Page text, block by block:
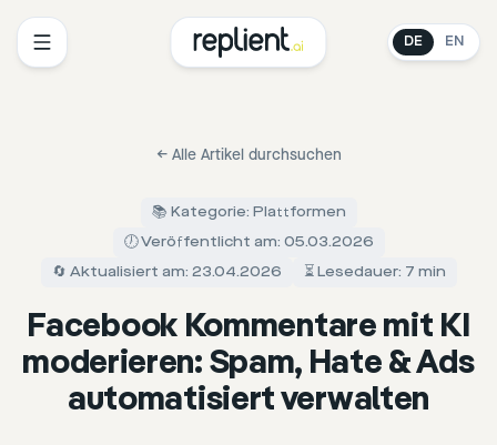
DE EN
← Alle Artikel durchsuchen
📚 Kategorie: Plattformen
🕖 Veröffentlicht am: 05.03.2026
🔄 Aktualisiert am: 23.04.2026
⏳ Lesedauer: 7 min
Facebook Kommentare mit KI
moderieren: Spam, Hate & Ads
automatisiert verwalten